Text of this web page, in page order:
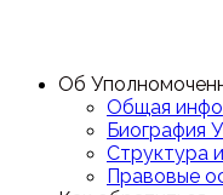
Об
Общая
Биография
Структура
Правовые